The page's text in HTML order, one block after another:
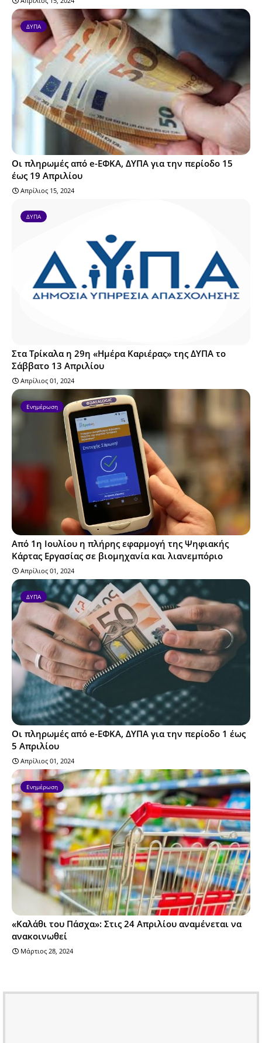
ΔΥΠΑ
Οι πληρωμές από e-ΕΦΚΑ, ΔΥΠΑ για την περίοδο 15
έως 19 Απριλίου
Απρίλιος 15, 2024
ΔΥΠΑ
Στα Τρίκαλα η 29η «Ημέρα Καριέρας» της ΔΥΠΑ το
Σάββατο 13 Απριλίου
Απρίλιος 01, 2024
Ενημέρωση
Από 1η Ιουλίου η πλήρης εφαρμογή της Ψηφιακής
Κάρτας Εργασίας σε βιομηχανία και λιανεμπόριο
Απρίλιος 01, 2024
ΔΥΠΑ
Οι πληρωμές από e-ΕΦΚΑ, ΔΥΠΑ για την περίοδο 1 έως
5 Απριλίου
Απρίλιος 01, 2024
Ενημέρωση
«Καλάθι του Πάσχα»: Στις 24 Απριλίου αναμένεται να
ανακοινωθεί
Μάρτιος 28, 2024